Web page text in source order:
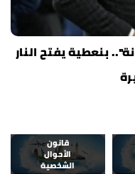
بنعطية يفتح النار
قانون
الأحوال
الشخصية